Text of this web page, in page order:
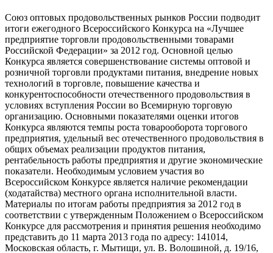
Союз оптовых продовольственных рынков России подводит
итоги ежегодного Всероссийского Конкурса на «Лучшее
предприятие торговли продовольственными товарами
Российской Федерации» за 2012 год. Основной целью
Конкурса является совершенствование системы оптовой и
розничной торговли продуктами питания, внедрение новых
технологий в торговле, повышение качества и
конкурентоспособности отечественного продовольствия в
условиях вступления России во Всемирную торговую
организацию. Основными показателями оценки итогов
Конкурса являются темпы роста товарооборота торгового
предприятия, удельный вес отечественного продовольствия в
общих объемах реализации продуктов питания,
рентабельность работы предприятия и другие экономические
показатели. Необходимым условием участия во
Всероссийском Конкурсе является наличие рекомендации
(ходатайства) местного органа исполнительной власти.
Материалы по итогам работы предприятия за 2012 год в
соответствии с утвержденным Положением о Всероссийском
Конкурсе для рассмотрения и принятия решения необходимо
представить до 11 марта 2013 года по адресу: 141014,
Московская область, г. Мытищи, ул. В. Волошиной, д. 19/16,